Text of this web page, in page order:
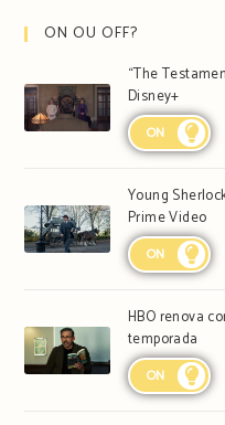
ON OU OFF?
“The
Disney+
ON
Young
Prime Video
ON
HBO renova
temporada
ON